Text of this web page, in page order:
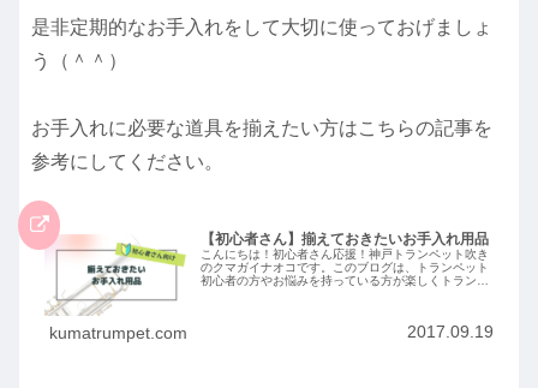
是非定期的なお手入れをして大切に使っておげましょ
う（＾＾）
お手入れに必要な道具を揃えたい方はこちらの記事を
参考にしてください。
【初心者さん】揃えておきたいお手入れ用品
こんにちは！初心者さん応援！神戸トランペット吹き
のクマガイナオコです。このブログは、トランペット
初心者の方やお悩みを持っている方が楽しくトランペ
kumatrumpet.com 2017.09.19